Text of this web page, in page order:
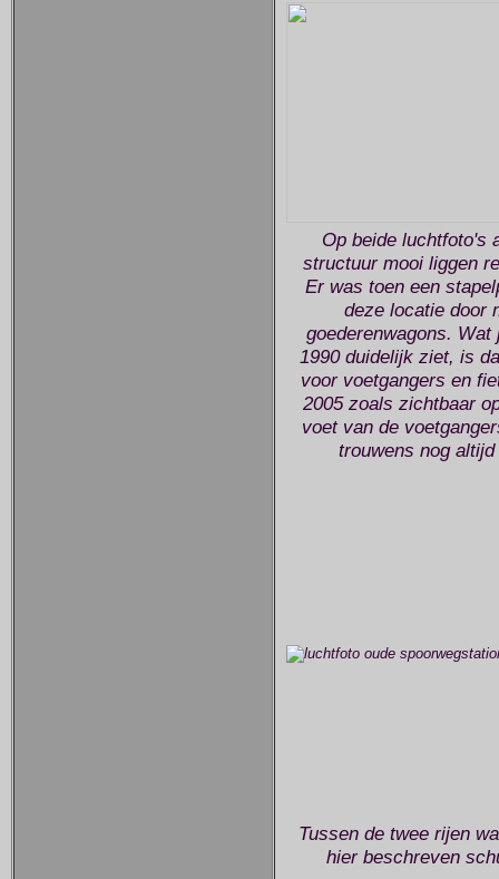
Op beide luchtfoto's
structuur mooi liggen
Er was toen een
deze locatie door
goederenwagons.
1990 duidelijk ziet, is
voor voetgangers en
2005 zoals zichtbaar
voet van de
trouwens nog altijd
Tussen de twee rijen
hier beschreven